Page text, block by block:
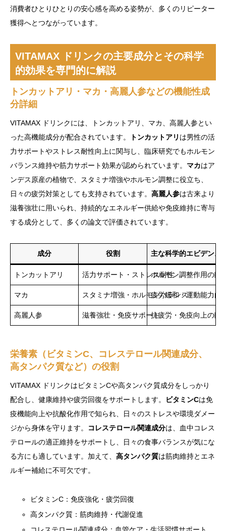
消費者ひとりひとりの安心感を高める姿勢が、多くのリピーター
獲得へとつながっています。
VITAMAX ドリンクの主要成分とその科学
的効果を専門的に解説
トンカットアリ・マカ・高麗人参などの機能性成
分詳細
VITAMAX ドリンクには、トンカットアリ、マカ、高麗人参とい
った高機能成分が配合されています。
トンカットアリ は男性の活
力サポートやストレス耐性向上に関与し、臨床研究でもホルモン
バランス維持や筋力サポート効果が認められています。 マカはア
ンデス原産の植物で、スタミナ増強やホルモン調整に役立ち、
日々の疲労対策としても支持されています。 高麗人参は古来より
滋養強壮に用いられ、持続的なエネルギー供給や免疫維持に寄与
する成分として、多くの論文で評価されています。
成分 役割 主な科学的エビデンス
トンカットアリ 活力サポート・ストレス耐性ホルモン調整作用の臨
マカ スタミナ増強・ホルモンバランス
疲労緩和・運動能力向
高麗人参 滋養強壮・免疫サポート抗疲労・免疫向上の臨
栄養素（ビタミンC、コレステロール関連成分、
高タンパク質など）の役割
VITAMAX ドリンクはビタミンCや高タンパク質成分をしっかり
配合し、健康維持や疲労回復をサポートします。
ビタミンCは免
疫機能向上や抗酸化作用で知られ、日々のストレスや環境ダメー
ジから身体を守ります。
コレステロール関連成分は、血中コレス
テロールの適正維持をサポートし、日々の食事バランスが気にな
る方にも適しています。加えて、 高タンパク質は筋肉維持とエネ
ルギー補給に不可欠です。
ビタミンC：免疫強化・疲労回復
高タンパク質：筋肉維持・代謝促進